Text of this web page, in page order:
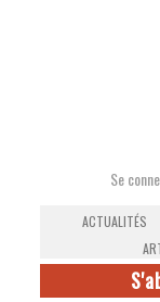
Se
ACTUALITÉS